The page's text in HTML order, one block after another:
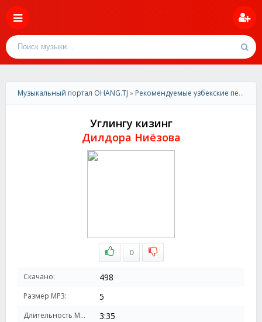
Музыкальный портал OHANG.TJ » Рекомендуемые узбекские песни
Углингу кизинг
Дилдора Ниёзова
0
Скачано: 498
Размер MP3: 5
Длительность MP3: 3:35